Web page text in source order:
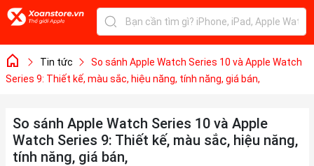
Tin tức
So sánh Apple Watch Series 10 và Apple Watch
Series 9: Thiết kế, màu sắc, hiệu năng, tính năng, giá bán,
So sánh Apple Watch Series 10 và Apple
Watch Series 9: Thiết kế, màu sắc, hiệu năng,
tính năng, giá bán,